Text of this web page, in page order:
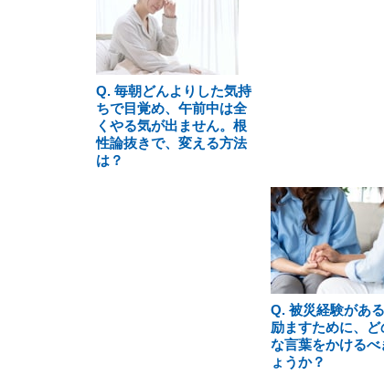
Q. 毎朝どんよりした気持
ちで目覚め、午前中は全
くやる気が出ません。根
性論抜きで、変える方法
は？
Q. 被災経験があ
励ますために、ど
な言葉をかけるべ
ょうか？